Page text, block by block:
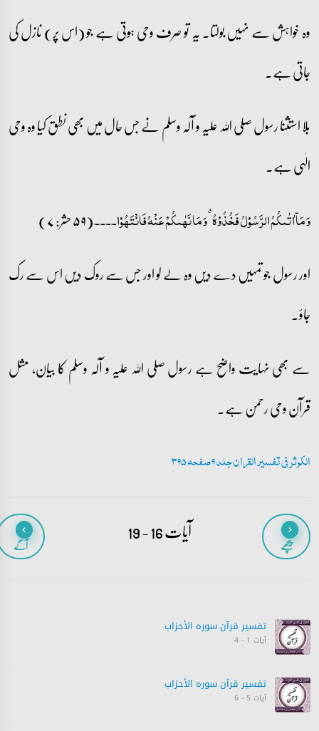
وہ خواہش سے نہیں بولتا۔ یہ تو صرف وحی ہوتی ہے جو (اس پر) نازل کی
جاتی ہے۔
بلا استثنا رسول صلی اللہ علیہ و آلہ وسلم نے جس حال میں بھی نطق کیا وہ وحی
الٰہی ہے۔
وَ مَاۤ اٰتٰىکُمُ الرَّسُوۡلُ فَخُذُوۡہُ ٭ وَ مَا نَہٰىکُمۡ عَنۡہُ فَانۡتَہُوۡا۔۔۔۔(۵۹ حشر: ۷)
اور رسول جو تمہیں دے دیں وہ لے لو اور جس سے روک دیں اس سے رک
جاؤ۔
سے بھی نہایت واضح ہے رسول صلی اللہ علیہ و آلہ وسلم کا بیان، مثل
قرآن وحی رحمن ہے۔
الکوثر فی تفسیر القران جلد 9 صفحہ 395
پیچھے آیات 16 - 19 آگے
تفسیر قرآن سورہ ‎الأحزاب‎
آیات 1 - 4
تفسیر قرآن سورہ ‎الأحزاب‎
آیات 5 - 6